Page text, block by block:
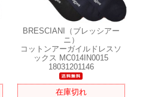
BRESCIANI（ブレッシアー
ニ）
コットンアーガイルドレスソ
ックス MC014IN0015
18031201146
在庫切れ